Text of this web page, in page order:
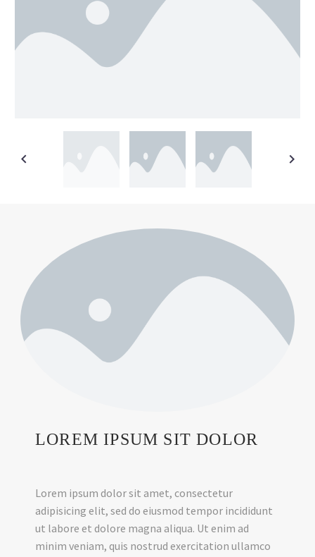
LOREM IPSUM SIT DOLOR
Lorem ipsum dolor sit amet, consectetur
adipisicing elit, sed do eiusmod tempor incididunt
ut labore et dolore magna aliqua. Ut enim ad
minim veniam, quis nostrud exercitation ullamco